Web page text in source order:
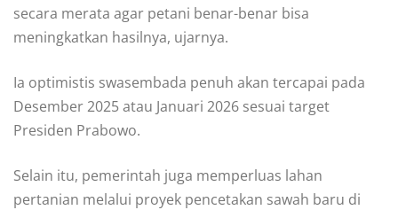
secara merata agar petani benar-benar bisa
meningkatkan hasilnya, ujarnya.
Ia optimistis swasembada penuh akan tercapai pada
Desember 2025 atau Januari 2026 sesuai target
Presiden Prabowo.
Selain itu, pemerintah juga memperluas lahan
pertanian melalui proyek pencetakan sawah baru di